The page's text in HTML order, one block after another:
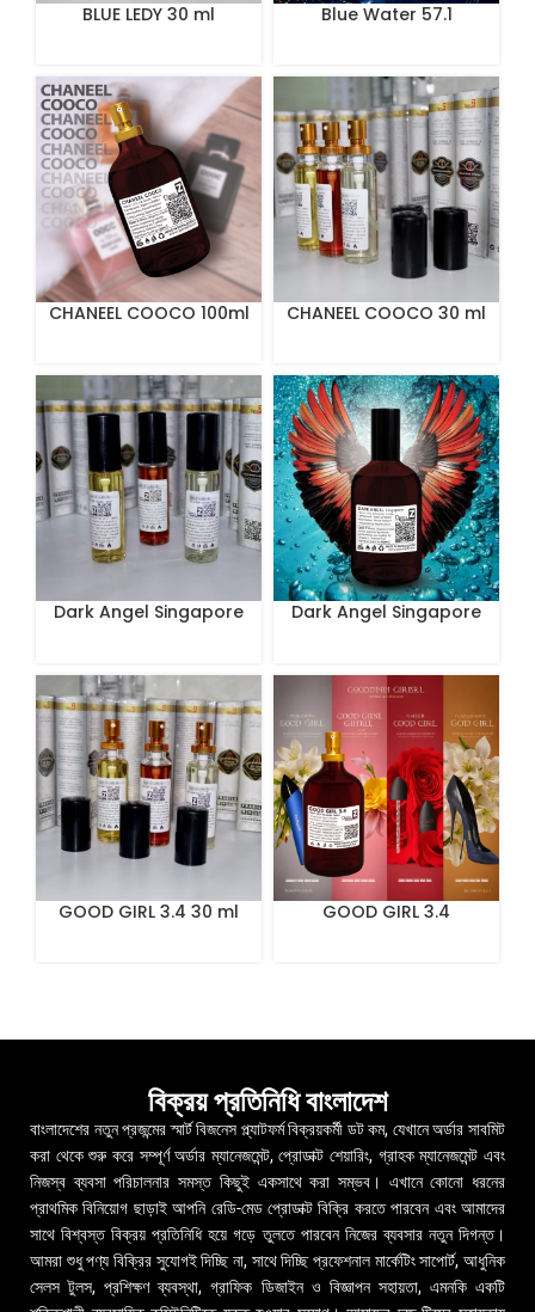
BLUE LEDY 30 ml
Blue Water 57.1
CHANEEL COOCO 100ml CHANEEL COOCO 30 ml
Dark Angel Singapore
Dark Angel Singapore
GOOD GIRL 3.4 30 ml
GOOD GIRL 3.4
বিক্রয় প্রতিনিধি বাংলাদেশ
বাংলাদেশের নতুন প্রজন্মের স্মার্ট বিজনেস প্ল্যাটফর্ম বিক্রয়কর্মী ডট কম, যেখানে অর্ডার সাবমিট
করা থেকে শুরু করে সম্পূর্ণ অর্ডার ম্যানেজমেন্ট, প্রোডাক্ট শেয়ারিং, গ্রাহক ম্যানেজমেন্ট এবং
নিজস্ব ব্যবসা পরিচালনার সমস্ত কিছুই একসাথে করা সম্ভব। এখানে কোনো ধরনের
প্রাথমিক বিনিয়োগ ছাড়াই আপনি রেডি-মেড প্রোডাক্ট বিক্রি করতে পারবেন এবং আমাদের
সাথে বিশ্বস্ত বিক্রয় প্রতিনিধি হয়ে গড়ে তুলতে পারবেন নিজের ব্যবসার নতুন দিগন্ত।
আমরা শুধু পণ্য বিক্রির সুযোগই দিচ্ছি না, সাথে দিচ্ছি প্রফেশনাল মার্কেটিং সাপোর্ট, আধুনিক
সেলস টুলস, প্রশিক্ষণ ব্যবস্থা, গ্রাফিক ডিজাইন ও বিজ্ঞাপন সহায়তা, এমনকি একটি